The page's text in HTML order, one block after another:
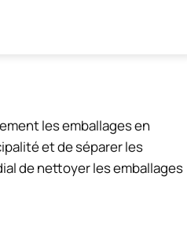
les emballages en
et de séparer les
de nettoyer les emballages